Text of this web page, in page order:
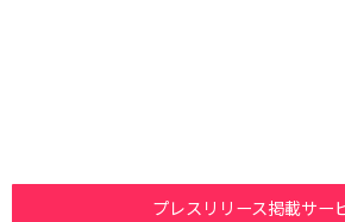
プレスリリース掲載サー